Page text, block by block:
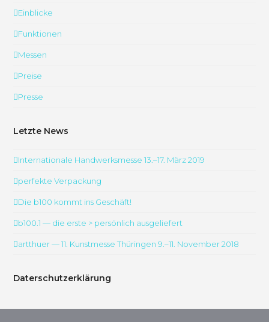
Einblicke
Funktionen
Messen
Preise
Presse
Letzte News
Internationale Handwerksmesse 13.–17. März 2019
perfekte Verpackung
Die b100 kommt ins Geschäft!
b100.1 — die erste > persönlich ausgeliefert
artthuer — 11. Kunstmesse Thüringen 9.–11. November 2018
Daterschutzerklärung